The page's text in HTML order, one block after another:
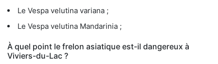
Le Vespa velutina variana ;
Le Vespa velutina Mandarinia ;
À quel point le frelon asiatique est-il dangereux à
Viviers-du-Lac ?